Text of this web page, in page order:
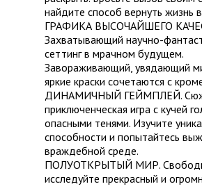
найдите способ вернуть жизнь
ГРАФИКА ВЫСОЧАЙШЕГО
Захватывающий научно-
сеттинг в мрачном будущем.
Завораживающий, увядающий
яркие краски сочетаются с
ДИНАМИЧНЫЙ ГЕЙМПЛЕЙ.
приключенческая игра с кучей
опасными тенями. Изучите
способности и попытайтесь
враждебной среде.
ПОЛУОТКРЫТЫЙ МИР.
исследуйте прекрасный и